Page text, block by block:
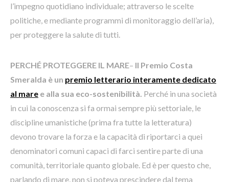
l’impegno quotidiano individuale; attraverso le scelte
politiche, e mediante programmi di monitoraggio dell’aria),
per proteggere la salute di tutti.
PERCHÉ PROTEGGERE IL MARE– Il Premio Costa
Smeralda è un premio letterario interamente dedicato
al mare e alla sua eco-sostenibilità. Perché in una società
in cui la conoscenza si fa ormai sempre più settoriale, le
discipline umanistiche (prima fra tutte la letteratura)
devono trovare la forza e la capacità di riportarci a quei
denominatori comuni capaci di farci sentire parte di una
comunità, territoriale quanto globale. Ed è per questo che,
parlando di mare, non si poteva prescindere dal tema